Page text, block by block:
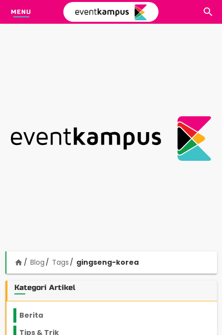
MENU
home Blog Tags gingseng-korea
Kategori Artikel
Berita
Tips & Trik